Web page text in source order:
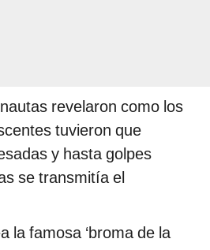
revelaron como los
tuvieron que
y hasta golpes
se transmitía el
la famosa ‘broma de la